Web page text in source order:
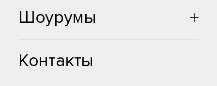
Шоурумы
Контакты